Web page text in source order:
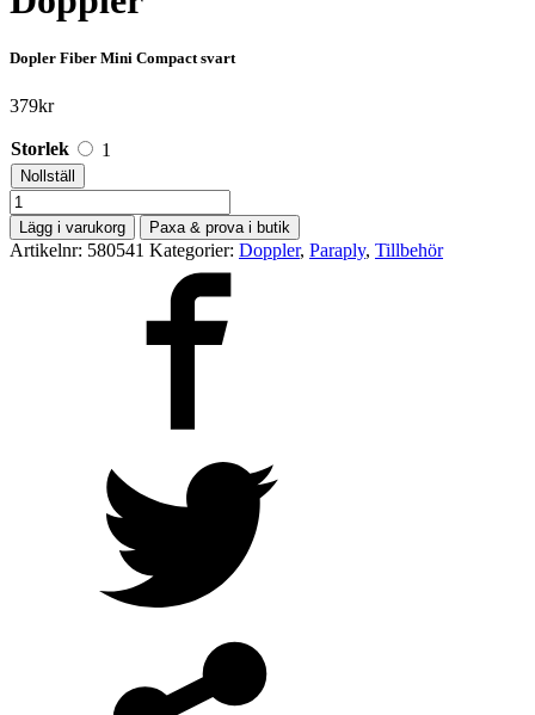
Dopler Fiber Mini Compact svart
379kr
Storlek 1
Nollställ
Doppler
mängd
Lägg i varukorg Paxa & prova i butik
Artikelnr: 580541 Kategorier: Doppler, Paraply, Tillbehör